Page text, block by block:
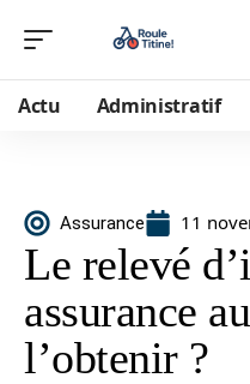
Actu Administratif
Assurance 11
Le relevé
assurance
l’obtenir ?